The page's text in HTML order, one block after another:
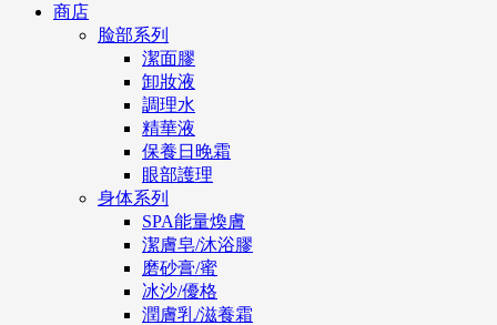
商店
脸部系列
潔面膠
卸妝液
調理水
精華液
保養日晚霜
眼部護理
身体系列
SPA能量煥膚
潔膚皂/沐浴膠
磨砂膏/蜜
冰沙/優格
潤膚乳/滋養霜